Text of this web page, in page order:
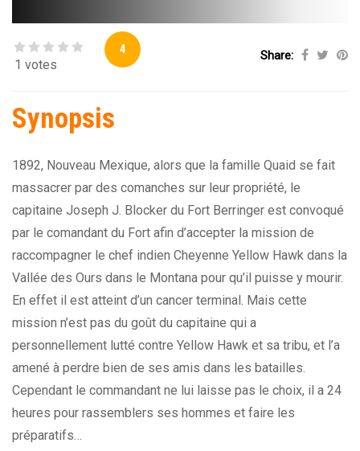
1 votes
4 Share:
Synopsis
1892, Nouveau Mexique, alors que la famille Quaid se fait
massacrer par des comanches sur leur propriété, le
capitaine Joseph J. Blocker du Fort Berringer est convoqué
par le comandant du Fort afin d’accepter la mission de
raccompagner le chef indien Cheyenne Yellow Hawk dans la
Vallée des Ours dans le Montana pour qu’il puisse y mourir.
En effet il est atteint d’un cancer terminal. Mais cette
mission n’est pas du goût du capitaine qui a
personnellement lutté contre Yellow Hawk et sa tribu, et l’a
amené à perdre bien de ses amis dans les batailles.
Cependant le commandant ne lui laisse pas le choix, il a 24
heures pour rassemblers ses hommes et faire les
préparatifs…